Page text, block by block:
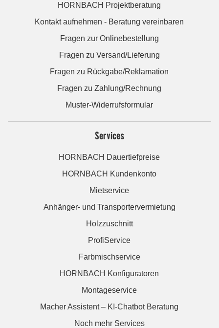
HORNBACH Projektberatung
Kontakt aufnehmen - Beratung vereinbaren
Fragen zur Onlinebestellung
Fragen zu Versand/Lieferung
Fragen zu Rückgabe/Reklamation
Fragen zu Zahlung/Rechnung
Muster-Widerrufsformular
Services
HORNBACH Dauertiefpreise
HORNBACH Kundenkonto
Mietservice
Anhänger- und Transportervermietung
Holzzuschnitt
ProfiService
Farbmischservice
HORNBACH Konfiguratoren
Montageservice
Macher Assistent – KI-Chatbot Beratung
Noch mehr Services